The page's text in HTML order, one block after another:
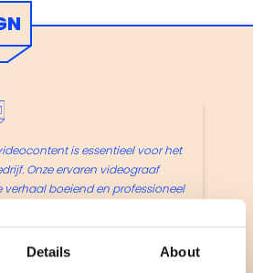
Details About
is essentieel voor het
Onze ervaren videograaf
verhaal boeiend en professioneel
leveren altijd kwaliteit. Met
zorgen we voor perfect